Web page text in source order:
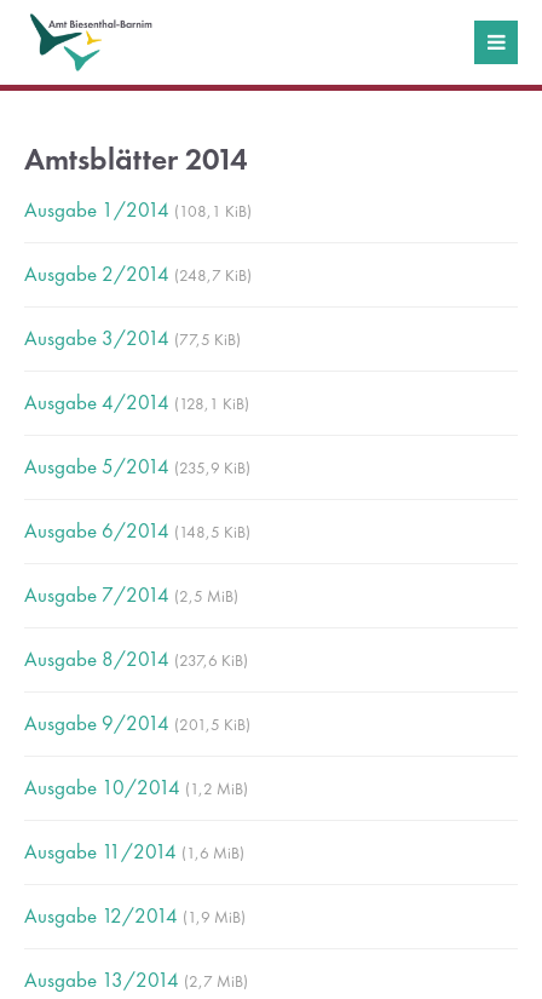
Login
Register | Lost your password?
Support
24h
We offer support for our customers
Mon - Fri 8:00am - 5:00pm
Get in touch
Cybersteel Inc.
San Francisco, CA 94102
Amtsblätter 2014
Ausgabe 1/2014 (108,1 KiB)
Ausgabe 2/2014 (248,7 KiB)
Ausgabe 3/2014 (77,5 KiB)
Ausgabe 4/2014 (128,1 KiB)
Ausgabe 5/2014 (235,9 KiB)
Ausgabe 6/2014 (148,5 KiB)
Ausgabe 7/2014 (2,5 MiB)
Ausgabe 8/2014 (237,6 KiB)
Ausgabe 9/2014 (201,5 KiB)
Ausgabe 10/2014 (1,2 MiB)
Ausgabe 11/2014 (1,6 MiB)
Ausgabe 12/2014 (1,9 MiB)
Ausgabe 13/2014 (2,7 MiB)